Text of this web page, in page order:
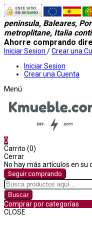
peninsula, Baleares,
metroplitane, Italia
Ahorre comprando
Iniciar Sesion /Crear una
Iniciar Sesion
Crear una Cuenta
Menú
0
Carrito (0)
Cerrar
No hay más artículos en su
Seguir comprando
Buscar
Comprar por categorías
CLOSE